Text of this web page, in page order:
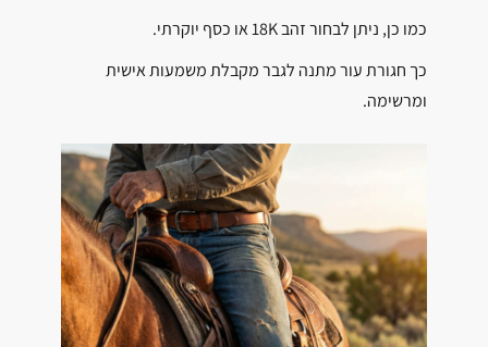
כמו כן, ניתן לבחור זהב 18K או כסף יוקרתי.
כך חגורת עור מתנה לגבר מקבלת משמעות אישית
ומרשימה.